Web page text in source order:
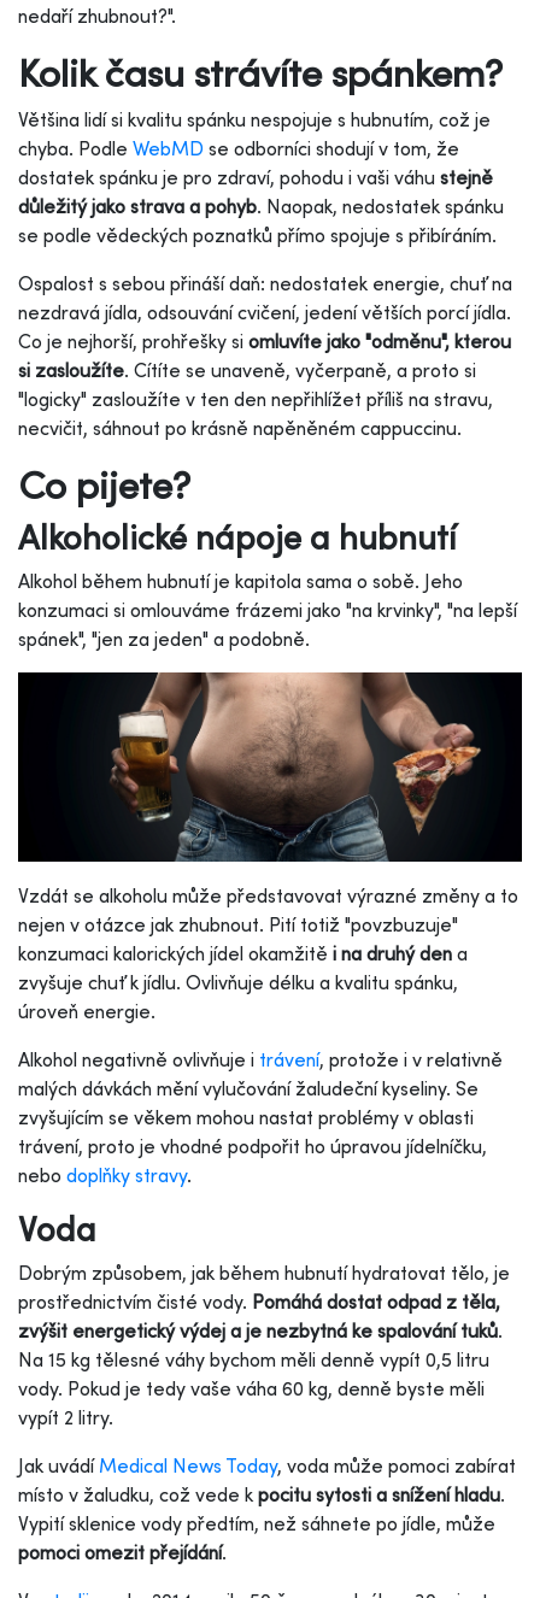
nedaří zhubnout?".
Kolik času strávíte spánkem?
Většina lidí si kvalitu spánku nespojuje s hubnutím, což je
chyba. Podle WebMD se odborníci shodují v tom, že
dostatek spánku je pro zdraví, pohodu i vaši váhu stejně
důležitý jako strava a pohyb. Naopak, nedostatek spánku
se podle vědeckých poznatků přímo spojuje s přibíráním.
Ospalost s sebou přináší daň: nedostatek energie, chuť na
nezdravá jídla, odsouvání cvičení, jedení větších porcí jídla.
Co je nejhorší, prohřešky si omluvíte jako "odměnu", kterou
si zasloužíte. Cítíte se unaveně, vyčerpaně, a proto si
"logicky" zasloužíte v ten den nepřihlížet příliš na stravu,
necvičit, sáhnout po krásně napěněném cappuccinu.
Co pijete?
Alkoholické nápoje a hubnutí
Alkohol během hubnutí je kapitola sama o sobě. Jeho
konzumaci si omlouváme frázemi jako "na krvinky", "na lepší
spánek", "jen za jeden" a podobně.
Vzdát se alkoholu může představovat výrazné změny a to
nejen v otázce jak zhubnout. Pití totiž "povzbuzuje"
konzumaci kalorických jídel okamžitě i na druhý den a
zvyšuje chuť k jídlu. Ovlivňuje délku a kvalitu spánku,
úroveň energie.
Alkohol negativně ovlivňuje i trávení, protože i v relativně
malých dávkách mění vylučování žaludeční kyseliny. Se
zvyšujícím se věkem mohou nastat problémy v oblasti
trávení, proto je vhodné podpořit ho úpravou jídelníčku,
nebo doplňky stravy.
Voda
Dobrým způsobem, jak během hubnutí hydratovat tělo, je
prostřednictvím čisté vody. Pomáhá dostat odpad z těla,
zvýšit energetický výdej a je nezbytná ke spalování tuků.
Na 15 kg tělesné váhy bychom měli denně vypít 0,5 litru
vody. Pokud je tedy vaše váha 60 kg, denně byste měli
vypít 2 litry.
Jak uvádí Medical News Today, voda může pomoci zabírat
místo v žaludku, což vede k pocitu sytosti a snížení hladu.
Vypití sklenice vody předtím, než sáhnete po jídle, může
pomoci omezit přejídání.